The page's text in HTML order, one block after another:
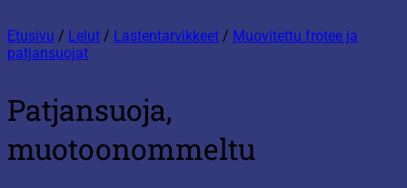
Etusivu / Lelut / Lastentarvikkeet / Muovitettu frotee ja
patjansuojat
Patjansuoja,
muotoonommeltu